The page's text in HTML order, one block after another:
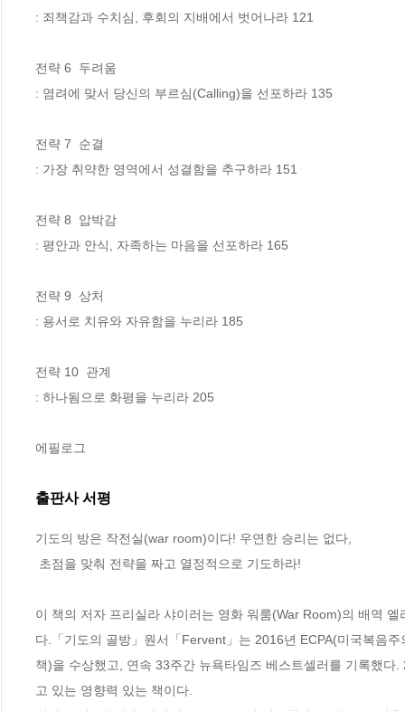
: 죄책감과 수치심, 후회의 지배에서 벗어나라 121
전략 6  두려움
: 염려에 맞서 당신의 부르심(Calling)을 선포하라 135
전략 7  순결
: 가장 취약한 영역에서 성결함을 추구하라 151
전략 8  압박감
: 평안과 안식, 자족하는 마음을 선포하라 165
전략 9  상처
: 용서로 치유와 자유함을 누리라 185
전략 10  관계
: 하나됨으로 화평을 누리라 205
에필로그
출판사 서평
기도의 방은 작전실(war room)이다! 우연한 승리는 없다,
이 책의 저자 프리실라 샤이러는 영화 워룸(War Room)의 배역
다.「기도의 골방」원서「Fervent」는 2016년 ECPA(미국복음
책)을 수상했고, 연속 33주간 뉴욕타임즈 베스트셀러를 기록했
고 있는 영향력 있는 책이다.